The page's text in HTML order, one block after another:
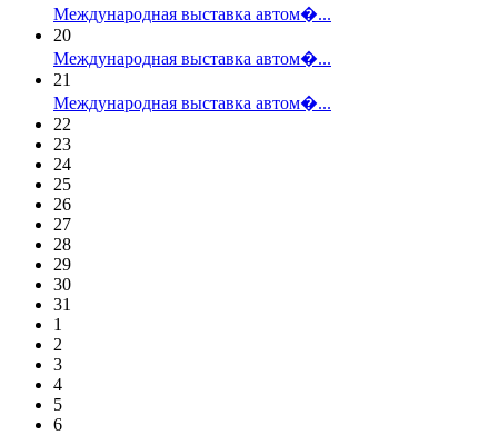
Международная выставка автом�...
20
Международная выставка автом�...
21
Международная выставка автом�...
22
23
24
25
26
27
28
29
30
31
1
2
3
4
5
6